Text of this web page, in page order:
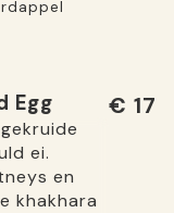
Egg
ei.
en
khakhara
€ 17